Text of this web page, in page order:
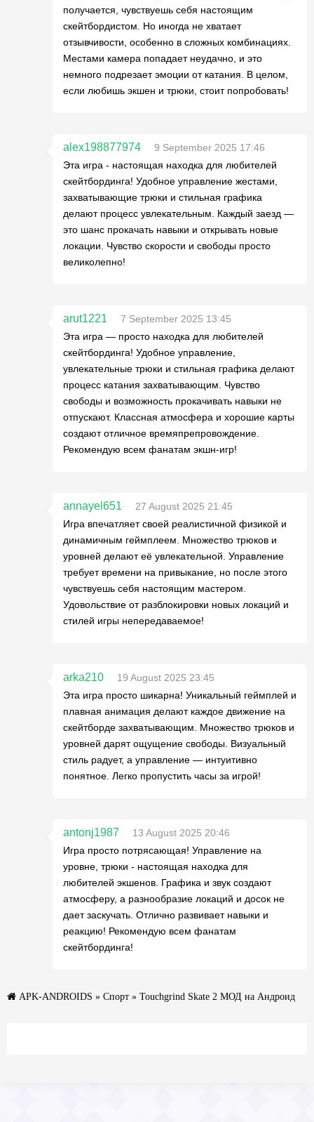
получается, чувствуешь себя настоящим
скейтбордистом. Но иногда не хватает
отзывчивости, особенно в сложных комбинациях.
Местами камера попадает неудачно, и это
немного подрезает эмоции от катания. В целом,
если любишь экшен и трюки, стоит попробовать!
alex198877974
9 September 2025 17:46
Эта игра - настоящая находка для любителей
скейтбординга! Удобное управление жестами,
захватывающие трюки и стильная графика
делают процесс увлекательным. Каждый заезд —
это шанс прокачать навыки и открывать новые
локации. Чувство скорости и свободы просто
великолепно!
arut1221
7 September 2025 13:45
Эта игра — просто находка для любителей
скейтбординга! Удобное управление,
увлекательные трюки и стильная графика делают
процесс катания захватывающим. Чувство
свободы и возможность прокачивать навыки не
отпускают. Классная атмосфера и хорошие карты
создают отличное времяпрепровождение.
Рекомендую всем фанатам экшн-игр!
annayel651
27 August 2025 21:45
Игра впечатляет своей реалистичной физикой и
динамичным геймплеем. Множество трюков и
уровней делают её увлекательной. Управление
требует времени на привыкание, но после этого
чувствуешь себя настоящим мастером.
Удовольствие от разблокировки новых локаций и
стилей игры непередаваемое!
arka210
19 August 2025 23:45
Эта игра просто шикарна! Уникальный геймплей и
плавная анимация делают каждое движение на
скейтборде захватывающим. Множество трюков и
уровней дарят ощущение свободы. Визуальный
стиль радует, а управление — интуитивно
понятное. Легко пропустить часы за игрой!
antonj1987
13 August 2025 20:46
Игра просто потрясающая! Управление на
уровне, трюки - настоящая находка для
любителей экшенов. Графика и звук создают
атмосферу, а разнообразие локаций и досок не
дает заскучать. Отлично развивает навыки и
реакцию! Рекомендую всем фанатам
скейтбординга!
APK-ANDROIDS » Спорт » Touchgrind Skate 2 МОД на Андроид